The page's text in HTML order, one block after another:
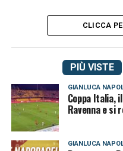
CLICCA
PIÙ VISTE
GIANLUCA
Coppa Italia,
Ravenna e si
GIANLUCA